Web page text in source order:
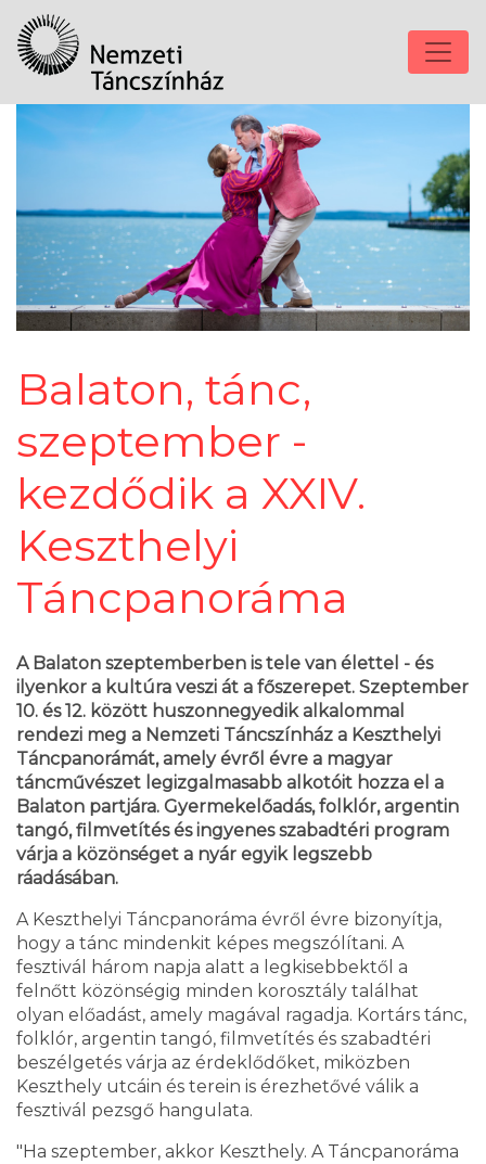
Balaton, tánc,
szeptember -
kezdődik a XXIV.
Keszthelyi
Táncpanoráma
A Balaton szeptemberben is tele van élettel - és
ilyenkor a kultúra veszi át a főszerepet. Szeptember
10. és 12. között huszonnegyedik alkalommal
rendezi meg a Nemzeti Táncszínház a Keszthelyi
Táncpanorámát, amely évről évre a magyar
táncművészet legizgalmasabb alkotóit hozza el a
Balaton partjára. Gyermekelőadás, folklór, argentin
tangó, filmvetítés és ingyenes szabadtéri program
várja a közönséget a nyár egyik legszebb
ráadásában.
A Keszthelyi Táncpanoráma évről évre bizonyítja,
hogy a tánc mindenkit képes megszólítani. A
fesztivál három napja alatt a legkisebbektől a
felnőtt közönségig minden korosztály találhat
olyan előadást, amely magával ragadja. Kortárs tánc,
folklór, argentin tangó, filmvetítés és szabadtéri
beszélgetés várja az érdeklődőket, miközben
Keszthely utcáin és terein is érezhetővé válik a
fesztivál pezsgő hangulata.
"Ha szeptember, akkor Keszthely. A Táncpanoráma